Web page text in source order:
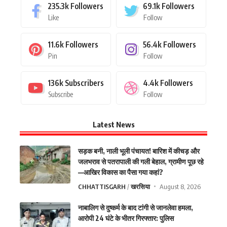
235.3k Followers
Like
69.1k Followers
Follow
11.6k Followers
Pin
56.4k Followers
Follow
136k Subscribers
Subscribe
4.4k Followers
Follow
Latest News
सड़क बनी, नाली भूली पंचायत! बारिश में कीचड़ और
जलभराव से पतरापाली की गली बेहाल, ग्रामीण पूछ रहे
—आखिर विकास का पैसा गया कहां?
CHHATTISGARH खरसिया August 8, 2026
नाबालिग से दुष्कर्म के बाद टांगी से जानलेवा हमला,
आरोपी 24 घंटे के भीतर गिरफ्तार: पुलिस